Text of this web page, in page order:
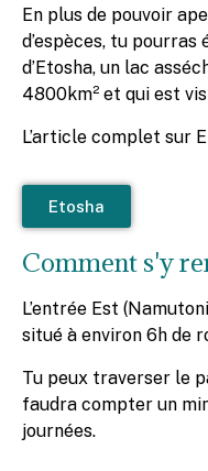
En plus de pouvoir
d’espèces, tu
d’Etosha, un lac
4800km² et qui est
L’article complet sur
Etosha
Comment s'y
L’entrée Est
situé à environ 6h de
Tu peux traverser le
faudra compter un
journées.